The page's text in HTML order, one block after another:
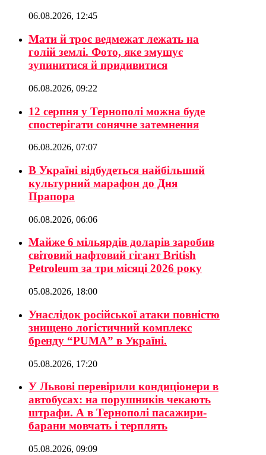
06.08.2026, 12:45
Мати й троє ведмежат лежать на
голій землі. Фото, яке змушує
зупинитися й придивитися
06.08.2026, 09:22
12 серпня у Тернополі можна буде
спостерігати сонячне затемнення
06.08.2026, 07:07
В Україні відбудеться найбільший
культурний марафон до Дня
Прапора
06.08.2026, 06:06
Майже 6 мільярдів доларів заробив
світовий нафтовий гігант British
Petroleum за три місяці 2026 року
05.08.2026, 18:00
Унаслідок російської атаки повністю
знищено логістичний комплекс
бренду “PUMA” в Україні.
05.08.2026, 17:20
У Львові перевірили кондиціонери в
автобусах: на порушників чекають
штрафи. А в Тернополі пасажири-
барани мовчать і терплять
05.08.2026, 09:09